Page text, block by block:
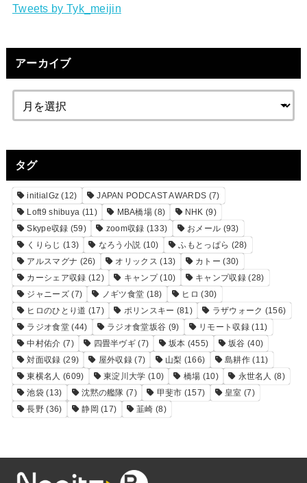
Tweets by Tyk_meijin
アーカイブ
タグ
initialGz (12) JAPAN PODCAST AWARDS (7)
Loft9 shibuya (11) MBA橋場 (8) NHK (9)
Skype収録 (59) zoom収録 (133) おメール (93)
くりらじ (13) なろう小説 (10) ふもとっぱら (28)
アルスマグナ (26) オリックス (13) カトー (30)
カーシェア収録 (12) キャンプ(10) キャンプ収録(28)
ジャニーズ(7) ノギツ食堂 (18) ヒロ (30)
ヒロのひとり道 (17) ポリンスキー (81) ラザウォーク (156)
ラジオ食堂(44) ラジオ食堂坂谷 (9) リモート収録(11)
中村佑介 (7) 四畳半ヴギ (7) 坂本 (455) 坂谷 (40)
対面収録 (29) 屋外収録 (7) 山梨 (166) 島耕作(11)
東横名人 (609) 東淀川大学 (10) 橋場 (10) 永世名人 (8)
池袋 (13) 沈黙の艦隊 (7) 甲斐市 (157) 皇室 (7)
長野 (36) 静岡 (17) 韮崎 (8)